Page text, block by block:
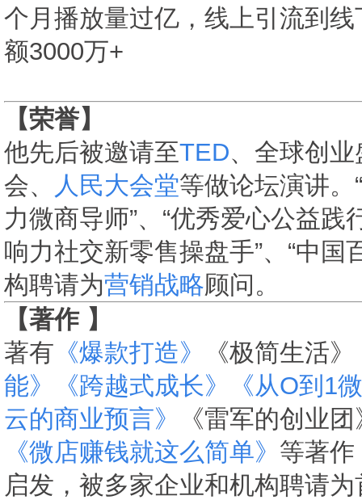
个月播放量过亿，线上引流到
额3000万+
【荣誉】
他先后被邀请至TED、全球创
会、
人民大会堂等做论坛演讲。
力微商导师”、“优秀爱心公益践
响力社交新零售操盘手”、“中
构聘请为营销战略顾问。
【著作 】
著有 《爆款打造》 《极简生活》
能》
《跨越式成长》
《从O到1
云的商业预言》
《雷军的创业团
《微店赚钱就这么简单》 等著
启发，被多家企业和机构聘请